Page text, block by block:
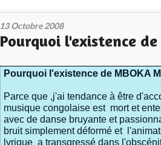
13 Octobre 2008
Pourquoi l'existence
Pourquoi l'existence de MBOKA
Parce que ,j'ai tendance à être
musique congolaise est mort et
avec de danse bruyante et
bruit simplement déformé et
lyrique a transgressé dans